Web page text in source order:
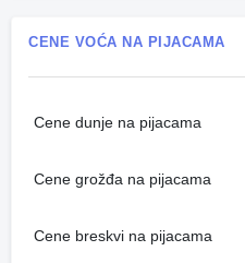
CENE VOĆA NA PIJACAMA
Cene dunje na pijacama
Cene grožđa na pijacama
Cene breskvi na pijacama